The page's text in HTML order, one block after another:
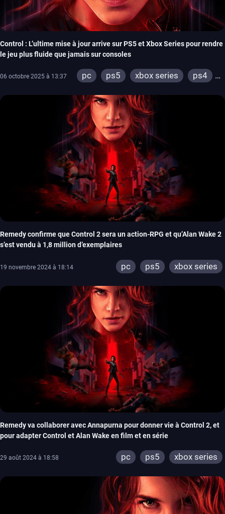
Control : L’ultime mise à jour arrive sur PS5 et Xbox Series pour rendre
le jeu plus fluide que jamais sur consoles
06 octobre 2025 à 13:37 pc ps5 xbox series
ps4
Remedy confirme que Control 2 sera un action-RPG et qu’Alan Wake 2
s’est vendu à 1,8 million d’exemplaires
19 novembre 2024 à 18:14 pc ps5 xbox series
Remedy va collaborer avec Annapurna pour donner vie à Control 2, et
pour adapter Control et Alan Wake en film et en série
29 août 2024 à 18:58 pc ps5 xbox series